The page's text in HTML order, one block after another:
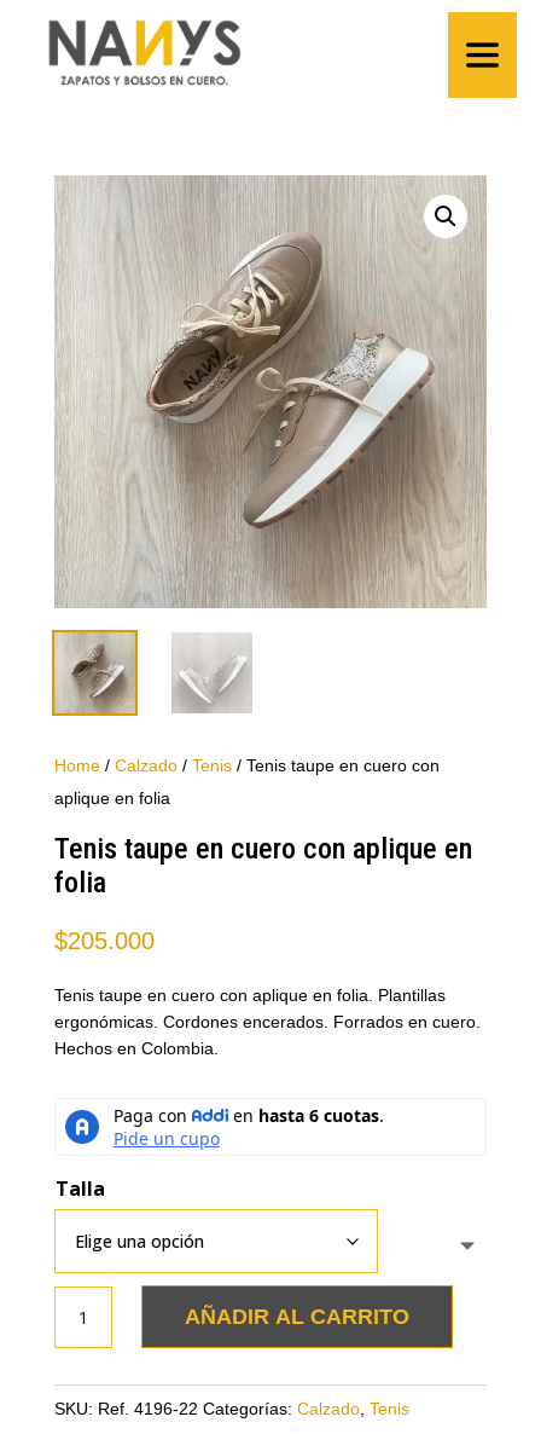
Home/ Calzado/ Tenis/ Tenis taupe en cuero con
aplique en folia
Tenis taupe en cuero con aplique en
folia
$205.000
Tenis taupe en cuero con aplique en folia. Plantillas
ergonómicas. Cordones encerados. Forrados en cuero.
Hechos en Colombia.
Talla
cuero
AÑADIR AL CARRITO
SKU: Ref. 4196-22 Categorías: Calzado, Tenis